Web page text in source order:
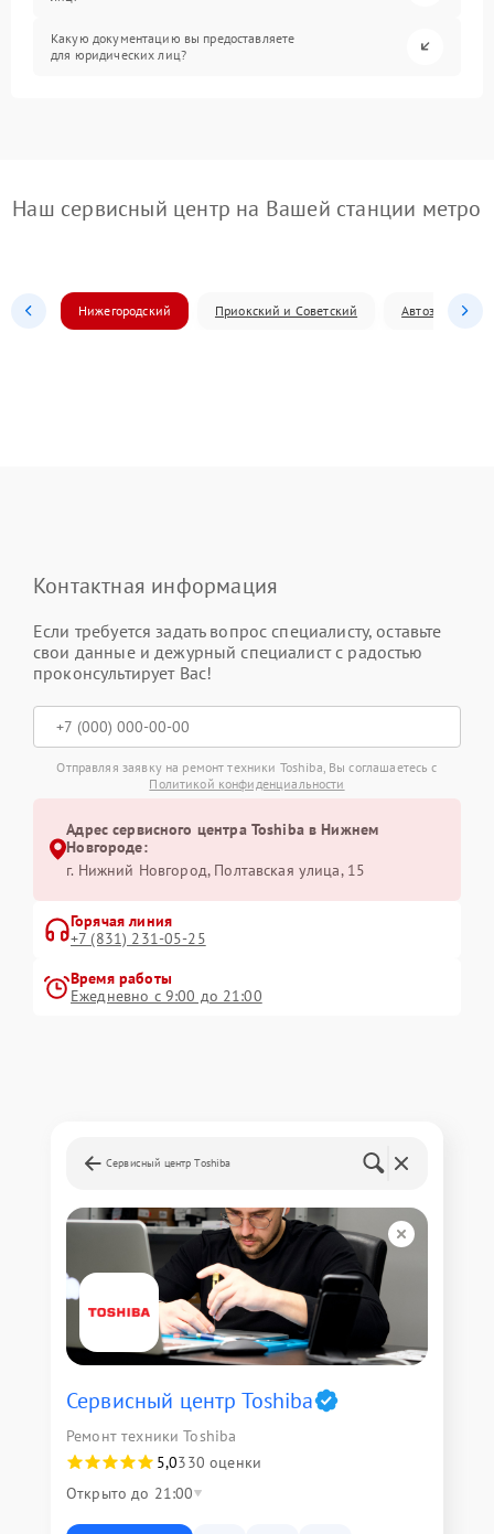
Какую документацию вы предоставляете
для юридических лиц?
Наш сервисный центр на Вашей станции метро
Нижегородский Приокский и Советский Автозаводский
Контактная информация
Если требуется задать вопрос специалисту, оставьте
свои данные и дежурный специалист с радостью
проконсультирует Вас!
Отправляя заявку на ремонт техники Toshiba, Вы соглашаетесь с
Политикой конфиденциальности
Адрес сервисного центра Toshiba в Нижнем
Новгороде:
г. Нижний Новгород, Полтавская улица, 15
Горячая линия
+7 (831) 231-05-25
Время работы
Ежедневно с 9:00 до 21:00
Сервисный центр Toshiba
Сервисный центр Toshiba
Ремонт техники Toshiba
5,0330 оценки
Открыто до 21:00